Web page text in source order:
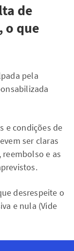
de
o que
pela
e condições de
ser claras
e as
desrespeite o
e nula (Vide